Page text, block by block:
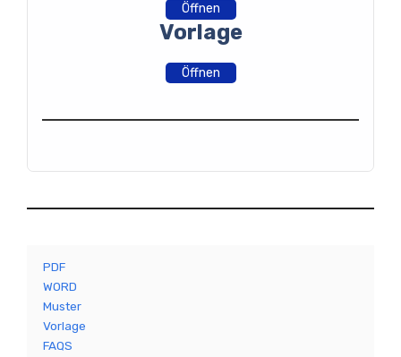
Öffnen
Vorlage
Öffnen
PDF
WORD
Muster
Vorlage
FAQS